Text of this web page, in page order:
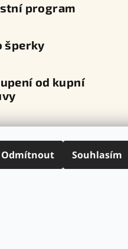
Odmítnout Souhlasím
program
šperky
od kupní
místa